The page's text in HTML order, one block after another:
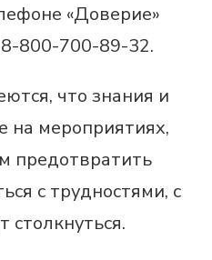
«Доверие»
800-700-89-32.
что знания и
на мероприятиях,
предотвратить
с трудностями, с
столкнуться.